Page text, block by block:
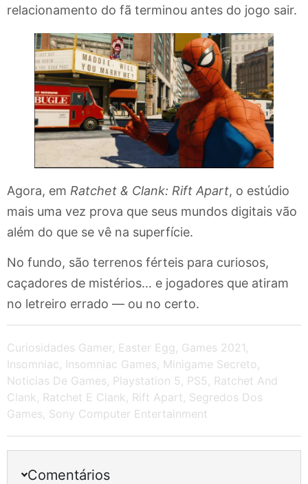
relacionamento do fã terminou antes do jogo sair.
Agora, em Ratchet & Clank: Rift Apart, o estúdio
mais uma vez prova que seus mundos digitais vão
além do que se vê na superfície.
No fundo, são terrenos férteis para curiosos,
caçadores de mistérios… e jogadores que atiram
no letreiro errado — ou no certo.
Curiosidades Gamer Easter Egg Games 2021
Insomniac Insomniac Games Minigame Secreto
Noticias De Games Playstation 5 PS5
Ratchet And
Clank
Ratchet E Clank Rift Apart Segredos Dos
Games Sony Computer Entertainment
Comentários